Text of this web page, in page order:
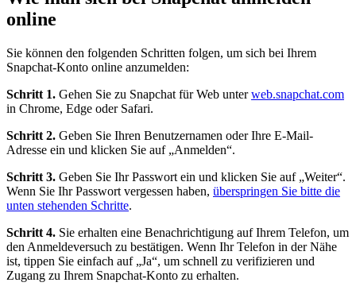
online
Sie können den folgenden Schritten folgen, um sich bei Ihrem
Snapchat-Konto online anzumelden:
Schritt 1. Gehen Sie zu Snapchat für Web unterweb.snapchat.com
in Chrome, Edge oder Safari.
Schritt 2. Geben Sie Ihren Benutzernamen oder Ihre E-Mail-
Adresse ein und klicken Sie auf „Anmelden“.
Schritt 3. Geben Sie Ihr Passwort ein und klicken Sie auf „Weiter“.
Wenn Sie Ihr Passwort vergessen haben, überspringen Sie bitte die
unten stehenden Schritte.
Schritt 4. Sie erhalten eine Benachrichtigung auf Ihrem Telefon, um
den Anmeldeversuch zu bestätigen. Wenn Ihr Telefon in der Nähe
ist, tippen Sie einfach auf „Ja“, um schnell zu verifizieren und
Zugang zu Ihrem Snapchat-Konto zu erhalten.